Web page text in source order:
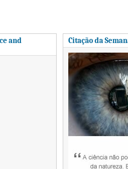
and
Citação da